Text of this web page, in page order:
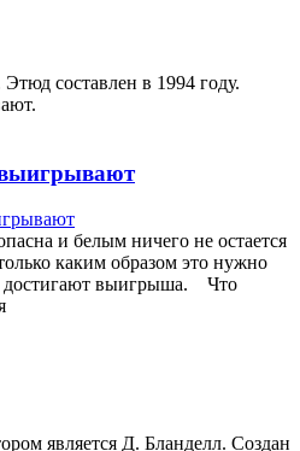
составлен в 1994 году.
и белым ничего не остается
каким образом это нужно
достигают выигрыша. Что
является Д. Бланделл. Создан